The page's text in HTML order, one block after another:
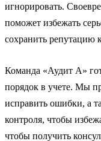
игнорировать.
поможет избежать
сохранить репутацию
Команда «Аудит А»
порядок в учете. Мы
исправить ошибки, а
контроля, чтобы
чтобы получить